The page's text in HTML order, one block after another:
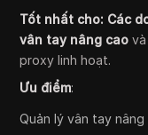
Tốt nhất cho: Các
vân tay nâng cao và
proxy linh hoạt.
Ưu điểm:
Quản lý vân tay nâng